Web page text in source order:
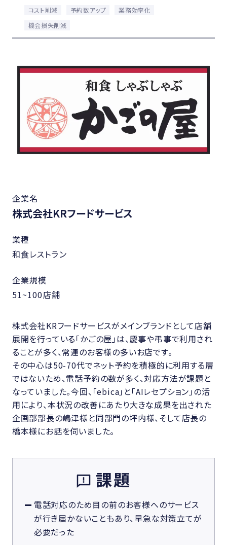
コスト削減
予約数アップ
業務効率化
機会損失削減
企業名
株式会社KRフードサービス
業種
和食レストラン
企業規模
51~100店舗
株式会社KRフードサービスがメインブランドとして店舗
展開を行っている「かごの屋」は、慶事や弔事で利用され
ることが多く、常連のお客様の多いお店です。
その中心は50-70代でネット予約を積極的に利用する層
ではないため、電話予約の数が多く、対応方法が課題と
なっていました。今回、「ebica」と「AIレセプション」の活
用により、本状況の改善にあたり大きな成果を出された
企画部部長の嶋津様と同部門の坪内様、そして店長の
橋本様にお話を伺いました。
課題
電話対応のため目の前のお客様へのサービス
が行き届かないこともあり、早急な対策立てが
必要だった